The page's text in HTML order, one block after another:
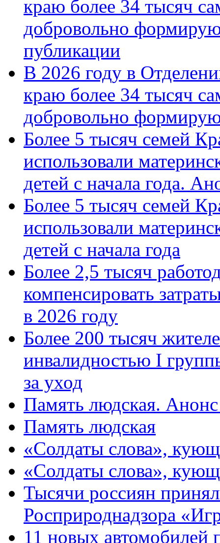
краю более 34 тысяч
добровольно
публикации
В 2026 году в
краю более 34 тысяч
добровольно
Более 5 тысяч семей
использовали
детей с начала года.
Более 5 тысяч семей
использовали
детей с начала года
Более 2,5 тысяч
компенсировать
в 2026 году
Более 200 тысяч
инвалидностью I
за уход
Память людская.
Память людская
«Солдаты слова»,
«Солдаты слова»,
Тысячи россиян
Росприроднадзора
11 новых автомобилей